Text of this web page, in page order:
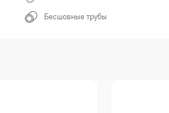
Бесшовные трубы